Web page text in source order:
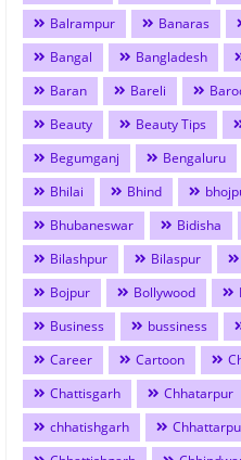
Balrampur
Banaras
Bangal
Bangladesh
Baran
Bareli
Beauty
Beauty Tips
Begumganj
Bengaluru
Bhilai
Bhind
Bhubaneswar
Bidisha
Bilashpur
Bilaspur
Bojpur
Bollywood
Business
bussiness
Career
Cartoon
Chattisgarh
Chhatarpur
chhatishgarh